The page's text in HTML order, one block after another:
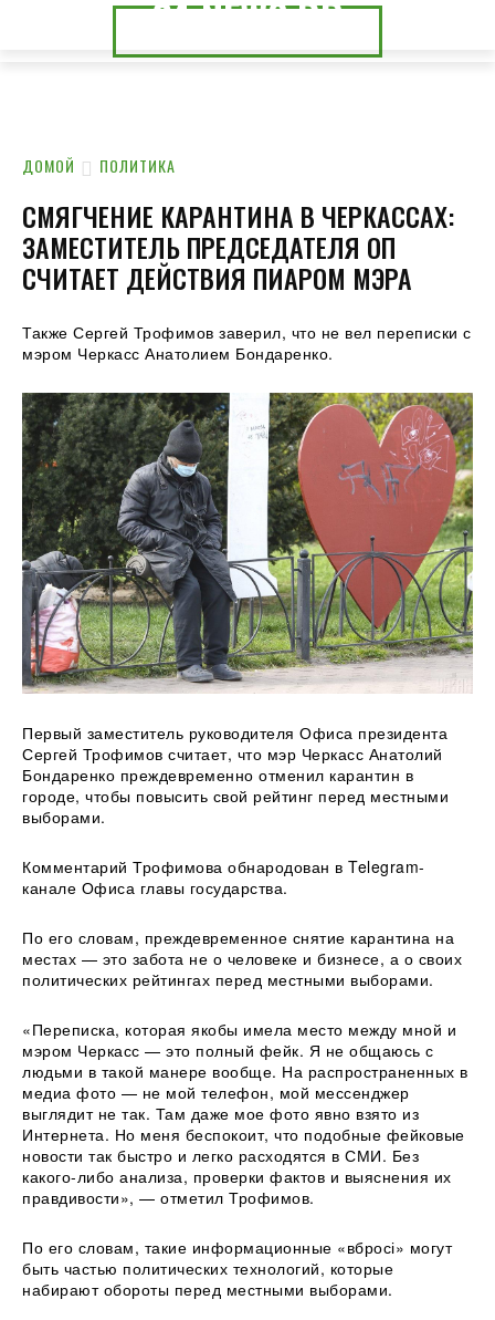
24.NEWS.CK
24.NEWS.DP
ДОМОЙ ПОЛИТИКА
СМЯГЧЕНИЕ КАРАНТИНА В ЧЕРКАССАХ:
ЗАМЕСТИТЕЛЬ ПРЕДСЕДАТЕЛЯ ОП
СЧИТАЕТ ДЕЙСТВИЯ ПИАРОМ МЭРА
Также Сергей Трофимов заверил, что не вел переписки с
мэром Черкасс Анатолием Бондаренко.
Первый заместитель руководителя Офиса президента
Сергей Трофимов считает, что мэр Черкасс Анатолий
Бондаренко преждевременно отменил карантин в
городе, чтобы повысить свой рейтинг перед местными
выборами.
Комментарий Трофимова обнародован в Telegram-
канале Офиса главы государства.
По его словам, преждевременное снятие карантина на
местах — это забота не о человеке и бизнесе, а о своих
политических рейтингах перед местными выборами.
«Переписка, которая якобы имела место между мной и
мэром Черкасс — это полный фейк. Я не общаюсь с
людьми в такой манере вообще. На распространенных в
медиа фото — не мой телефон, мой мессенджер
выглядит не так. Там даже мое фото явно взято из
Интернета. Но меня беспокоит, что подобные фейковые
новости так быстро и легко расходятся в СМИ. Без
какого-либо анализа, проверки фактов и выяснения их
правдивости», — отметил Трофимов.
По его словам, такие информационные «вбросі» могут
быть частью политических технологий, которые
набирают обороты перед местными выборами.